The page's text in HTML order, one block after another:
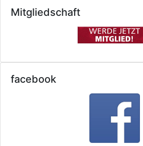
Mitgliedschaft
facebook